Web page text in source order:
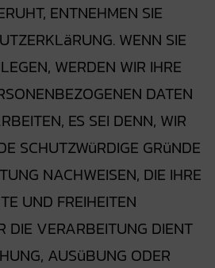
ENTNEHMEN SIE
WENN SIE
WERDEN WIR IHRE
DATEN
ES SEI DENN, WIR
SCHUTZWüRDIGE GRüNDE
NACHWEISEN, DIE IHRE
UND FREIHEITEN
DIE VERARBEITUNG DIENT
AUSüBUNG ODER